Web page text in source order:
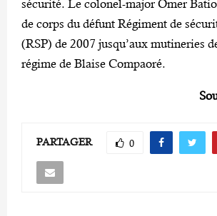
sécurité. Le colonel-major Omer
de corps du défunt Régiment de
(RSP) de 2007 jusqu’aux mutineries
régime de Blaise Compaoré.
PARTAGER 0